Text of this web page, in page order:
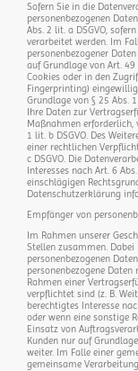
Sofern Sie in die
personenbezogenen
Abs. 2 lit. a DSGVO,
verarbeitet werden. Im
personenbezogener
auf Grundlage von Art. 49
Cookies oder in den
Fingerprinting)
Grundlage von § 25 Abs.
Ihre Daten zur
Maßnahmen erforderlich,
1 lit. b DSGVO. Des
einer rechtlichen
c DSGVO. Die
Interesses nach Art. 6
einschlägigen
Datenschutzerklärung
Empfänger von
Im Rahmen unserer
Stellen zusammen.
personenbezogenen
personenbezogene
Rahmen einer
verpflichtet sind (z. B.
berechtigtes Interesse
oder wenn eine sonstige
Einsatz von
Kunden nur auf
weiter. Im Falle einer
gemeinsame